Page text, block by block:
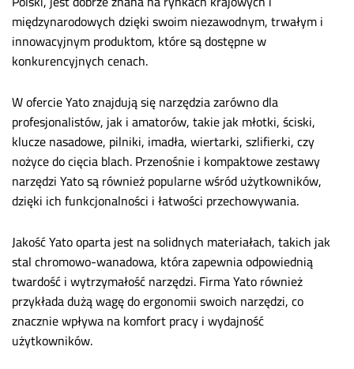
międzynarodowych dzięki swoim niezawodnym, trwałym i
innowacyjnym produktom, które są dostępne w
konkurencyjnych cenach.
W ofercie Yato znajdują się narzędzia zarówno dla
profesjonalistów, jak i amatorów, takie jak młotki, ściski,
klucze nasadowe, pilniki, imadła, wiertarki, szlifierki, czy
nożyce do cięcia blach. Przenośnie i kompaktowe zestawy
narzędzi Yato są również popularne wśród użytkowników,
dzięki ich funkcjonalności i łatwości przechowywania.
Jakość Yato oparta jest na solidnych materiałach, takich jak
stal chromowo-wanadowa, która zapewnia odpowiednią
twardość i wytrzymałość narzędzi. Firma Yato również
przykłada dużą wagę do ergonomii swoich narzędzi, co
znacznie wpływa na komfort pracy i wydajność
użytkowników.